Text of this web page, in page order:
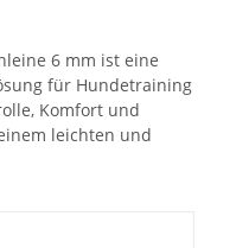
6 mm ist eine
für Hundetraining
Komfort und
leichten und